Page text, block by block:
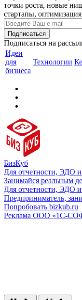
точки роста, новые
стартапы, оптимизация
Подписаться на
Идеи
для
бизнеса
Технологии
БизКуб
Для отчетности, ЭДО
Занимайся реальным
Для отчетности, ЭДО
Предприниматель,
Попробовать bizkub.ru
Реклама ООО «1С-